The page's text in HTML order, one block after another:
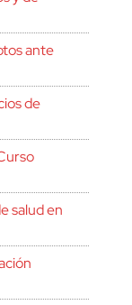
ante
de
salud en